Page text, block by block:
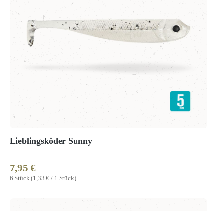
Lieblingsköder Sunny
6 Stück (1,33 € / 1 Stück)
Regulärer Preis:
7,95 €